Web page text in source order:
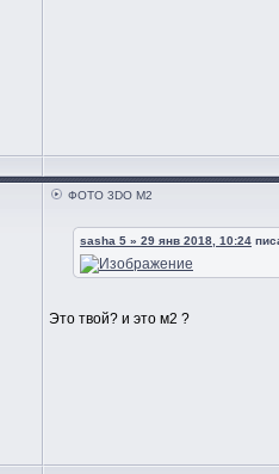
ФОТО 3DO M2
sasha 5 » 29 янв 2018, 10:24
Это твой? и это м2 ?